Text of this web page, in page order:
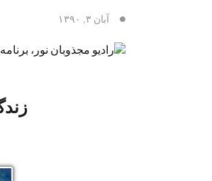
آبان ۳, ۱۳۹۰
رادیو مجذوبان نور، برنامه شماره 10 : زندگینامه مولانا